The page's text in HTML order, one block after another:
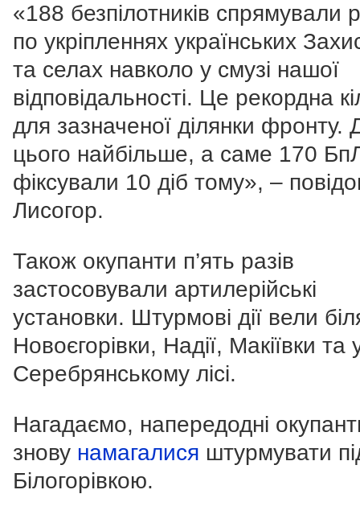
«188 безпілотників спрямували
по укріпленнях українських
та селах навколо у смузі нашої
відповідальності. Це рекордна
для зазначеної ділянки фронту.
цього найбільше, а саме 170
фіксували 10 діб тому», –
Лисогор.
Також окупанти п’ять разів
застосовували артилерійські
установки. Штурмові дії вели
Новоєгорівки, Надії, Макіївки та
Серебрянському лісі.
Нагадаємо, напередодні
знову намагалися штурмувати
Білогорівкою.